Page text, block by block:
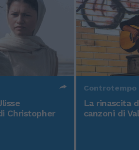
Christopher
Controtempo
La rinascita
canzoni di